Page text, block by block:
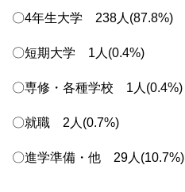
〇4年生大学 238人(87.8%)
〇短期大学 1人(0.4%)
〇専修・各種学校 1人(0.4%)
〇就職 2人(0.7%)
〇進学準備・他 29人(10.7%)